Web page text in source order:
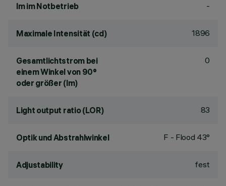
lm im Notbetrieb -
Maximale Intensität (cd) 1896
Gesamtlichtstrom bei
einem Winkel von 90°
oder größer (lm)
0
Light output ratio (LOR) 83
Optik und Abstrahlwinkel F - Flood 43°
Adjustability fest